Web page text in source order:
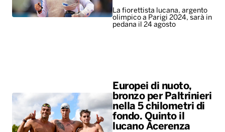
La fiorettista lucana, argento
olimpico a Parigi 2024, sarà in
pedana il 24 agosto
Europei di nuoto,
bronzo per Paltrinieri
nella 5 chilometri di
fondo. Quinto il
lucano Acerenza